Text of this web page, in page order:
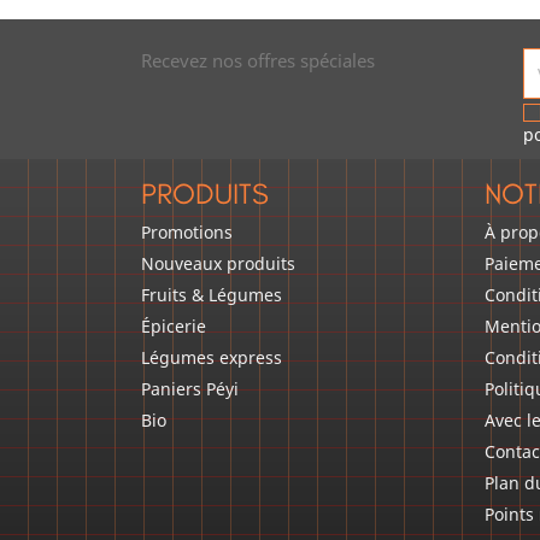
Recevez nos offres spéciales
PRODUITS
Promotions
Nouveaux produits
Fruits & Légumes
Épicerie
Légumes express
Paniers Péyi
Bio
À
Avec
Plan
Points